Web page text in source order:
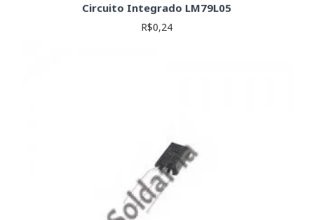
Circuito Integrado LM79L05
R$0,24